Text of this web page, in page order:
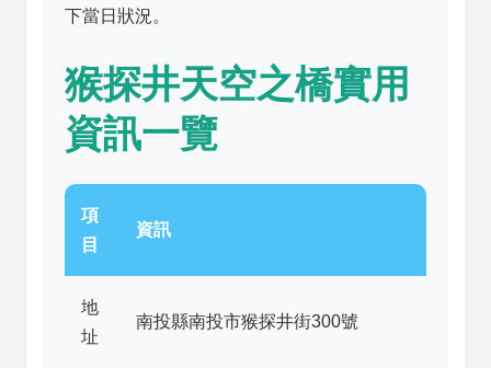
下當日狀況。
猴探井天空之橋實用
資訊一覽
項
目
資訊
地
址
南投縣南投市猴探井街300號